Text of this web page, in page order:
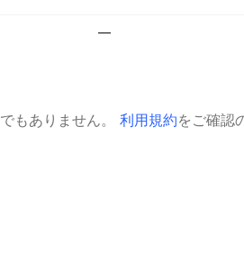
—
もありません。 利用規約をご確認